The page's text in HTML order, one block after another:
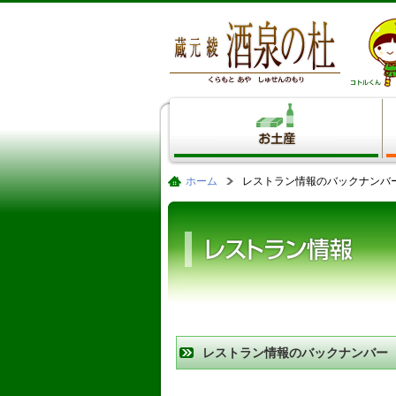
ホーム レストラン情報のバックナンバ
レストラン情報のバックナンバー